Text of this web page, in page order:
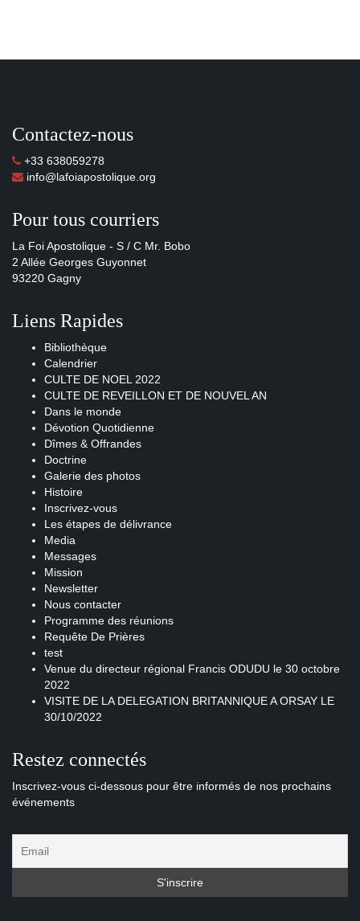
Contactez-nous
+33 638059278
info@lafoiapostolique.org
Pour tous courriers
La Foi Apostolique - S / C Mr. Bobo
2 Allée Georges Guyonnet
93220 Gagny
Liens Rapides
Bibliothèque
Calendrier
CULTE DE NOEL 2022
CULTE DE REVEILLON ET DE NOUVEL AN
Dans le monde
Dévotion Quotidienne
Dîmes & Offrandes
Doctrine
Galerie des photos
Histoire
Inscrivez-vous
Les étapes de délivrance
Media
Messages
Mission
Newsletter
Nous contacter
Programme des réunions
Requête De Prières
test
Venue du directeur régional Francis ODUDU le 30 octobre
2022
VISITE DE LA DELEGATION BRITANNIQUE A ORSAY LE
30/10/2022
Restez connectés
Inscrivez-vous ci-dessous pour être informés de nos prochains
événements